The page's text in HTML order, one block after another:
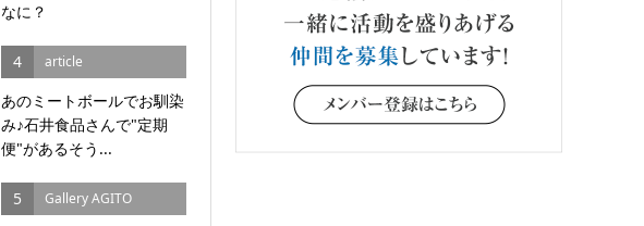
なに？
4 article
あのミートボールでお馴染
み♪石井食品さんで"定期
便"があるそう...
5 Gallery AGITO